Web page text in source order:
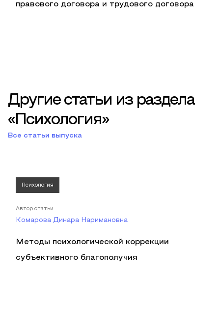
правового договора и трудового договора
Другие статьи из раздела
«Психология»
Все статьи выпуска
Психология
Автор статьи
Комарова Динара Наримановна
Методы психологической коррекции
субъективного благополучия